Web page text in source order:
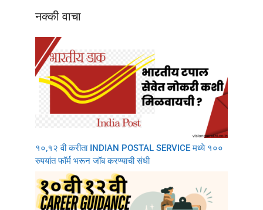
नक्की वाचा
१०,१२ वी करीता INDIAN POSTAL SERVICE मध्ये १००
रुपयांत फॉर्म भरून जॉब करण्याची संधी